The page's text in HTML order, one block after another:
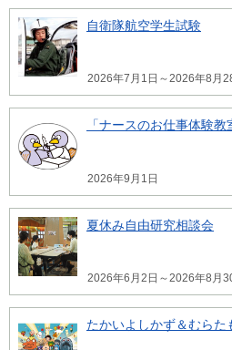
自衛隊航空学生試験
2026年7月1日～2026年8月
「ナースのお仕事体験
2026年9月1日
夏休み自由研究相談会
2026年6月2日～2026年8月
たかいよしかず＆むらた